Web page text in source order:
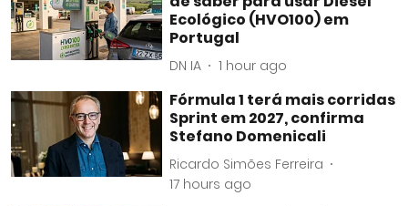
Ecológico (HVO100) em
Portugal
DN IA 1 hour ago
Fórmula 1 terá mais corridas
Sprint em 2027, confirma
Stefano Domenicali
Ricardo Simões Ferreira
17 hours ago